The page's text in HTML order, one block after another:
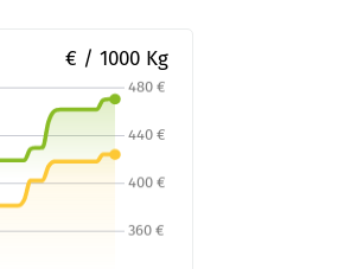
€ / 1000 Kg